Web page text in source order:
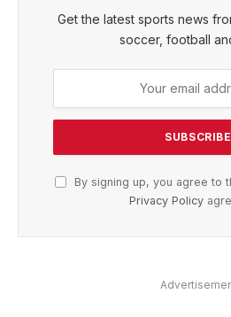
Get the latest sports news
soccer, football
By signing up, you agree to
Privacy Policy